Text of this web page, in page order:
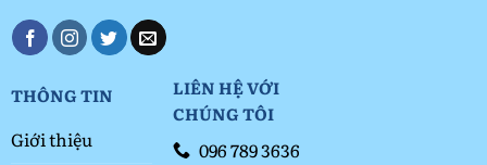
THÔNG TIN
Giới thiệu
LIÊN HỆ VỚI
CHÚNG TÔI
096 789 3636